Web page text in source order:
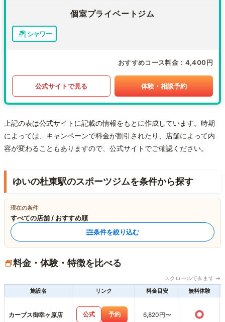
個室プライベートジム
シャワー
おすすめコース料金 4,400円
公式サイトで見る 体験・相談予約
上記の表は公式サイトに記載の情報をもとに作成しています。時期
によっては、キャンペーンで料金が割引されたり、店舗によって内
容が変わることもありますので、公式サイトでご確認ください。
ゆいの杜東駅のスポーツジムを条件から探す
現在の条件
すべての店舗 / おすすめ順
条件を絞り込む
料金・体験・特徴を比べる
スクロールできます →
施設名
リンク 料金目安 無料体験
カーブス御幸ヶ原店 公式 予約 6,820円〜 ○